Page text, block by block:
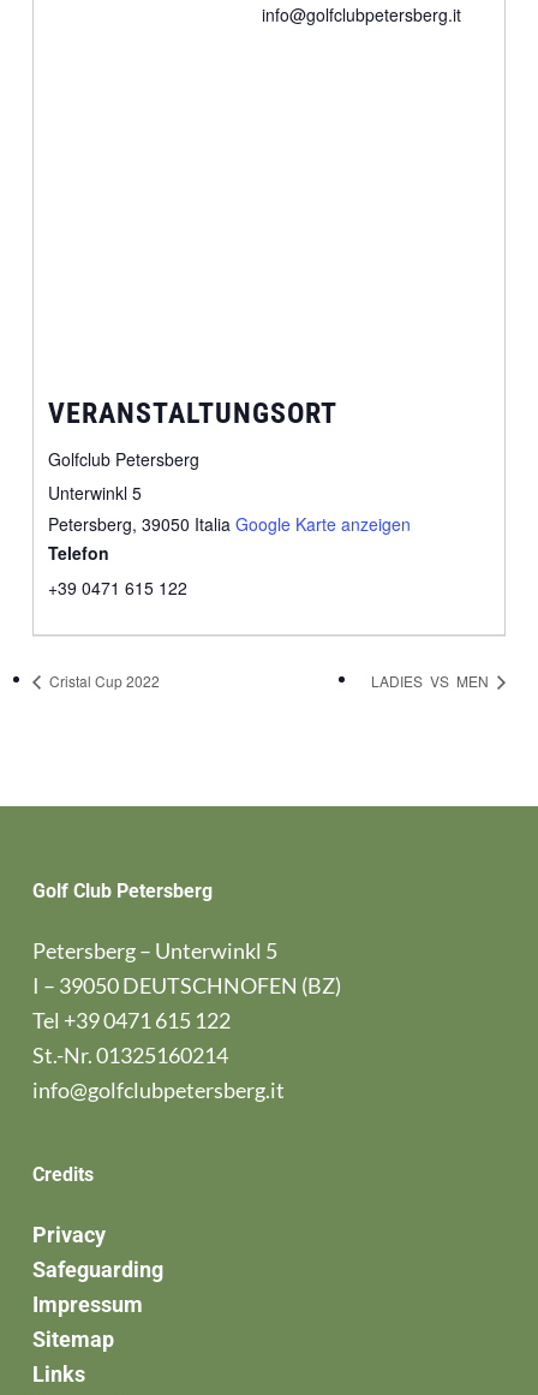
info@golfclubpetersberg.it
VERANSTALTUNGSORT
Golfclub Petersberg
Unterwinkl 5
Petersberg, 39050 Italia Google Karte anzeigen
Telefon
+39 0471 615 122
Cristal Cup 2022 LADIES VS MEN
Golf Club Petersberg
Petersberg – Unterwinkl 5
I – 39050 DEUTSCHNOFEN (BZ)
Tel +39 0471 615 122
St.-Nr. 01325160214
info@golfclubpetersberg.it
Credits
Privacy
Safeguarding
Impressum
Sitemap
Links